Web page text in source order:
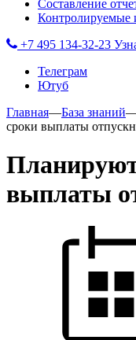
Составление
Контролируемые
+7 495 134-32-23
Телеграм
Ютуб
Главная—База знаний
сроки выплаты
выплаты